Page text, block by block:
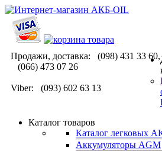
Продажи, доставка: (098) 431 33 60,
(066) 473 07 26
Viber: (093) 602 63 13
Каталог товаров
Каталог легковых
Аккумуляторы AGM